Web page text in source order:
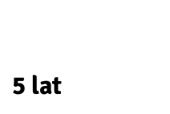
5 lat